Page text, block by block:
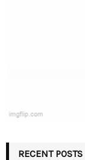
RECENT POSTS